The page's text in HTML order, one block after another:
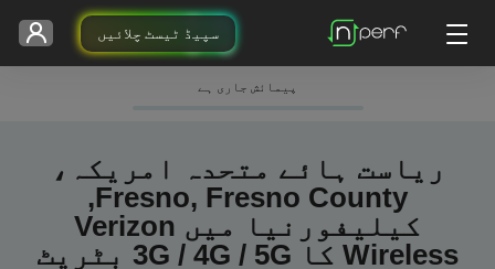
سپیڈ ٹیسٹ چلائیں
پیمائش جاری ہے
ریاست ہائے متحدہ امریکہ،
Fresno, Fresno County,
کیلیفورنیا میں Verizon
Wireless کا 3G / 4G / 5G بٹریٹ